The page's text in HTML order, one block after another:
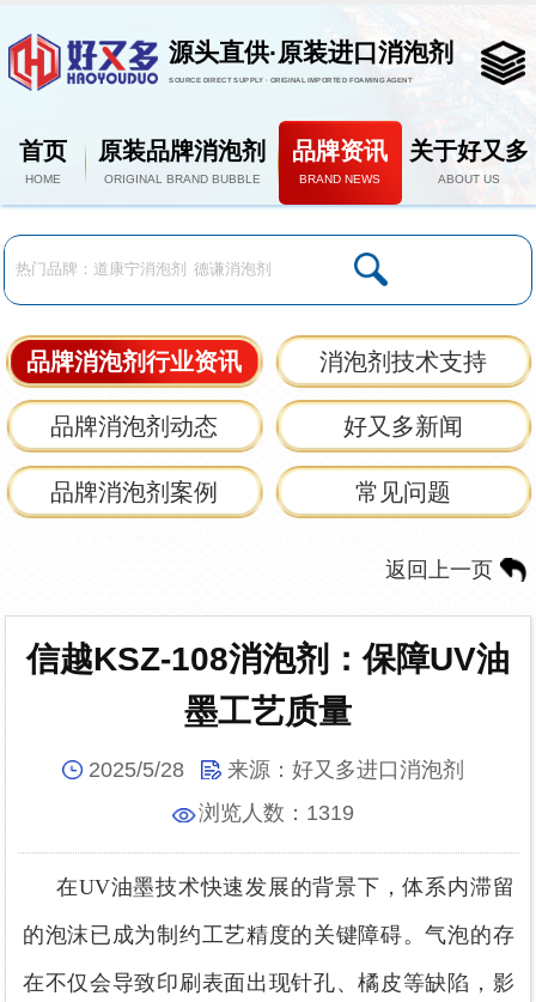
源头直供·原装进口消泡剂
SOURCE DIRECT SUPPLY · ORIGINAL IMPORTED FOAMING AGENT
首页
HOME
原装品牌消泡剂
ORIGINAL BRAND BUBBLE
品牌资讯
BRAND NEWS
关于好又多
ABOUT US
品牌消泡剂行业资讯 消泡剂技术支持
品牌消泡剂动态 好又多新闻
品牌消泡剂案例 常见问题
信越KSZ-108消泡剂：保障UV油
墨工艺质量
2025/5/28 来源：好又多进口消泡剂
浏览人数： 1319
返回上一页
在UV油墨技术快速发展的背景下，体系内滞留
的泡沫已成为制约工艺精度的关键障碍。气泡的存
在不仅会导致印刷表面出现针孔、橘皮等缺陷，影